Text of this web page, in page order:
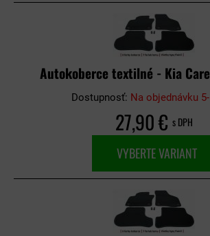
Autokoberce textilné - Kia
Dostupnosť: Na objednávku
27,90 € s DPH
VYBERTE VARIANT